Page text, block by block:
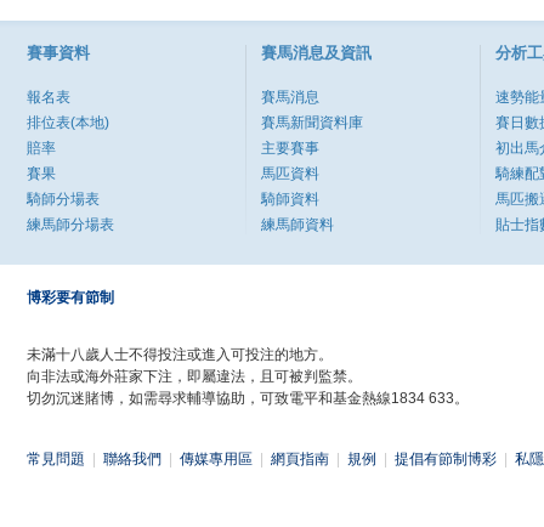
賽事資料
報名表
排位表(本地)
賠率
賽果
騎師分場表
練馬師分場表
賽馬消息及資訊
賽馬消息
賽馬新聞資料庫
主要賽事
馬匹資料
騎師資料
練馬師資料
分析
速勢能
賽日數
初出馬
騎練配
馬匹搬
貼士指
博彩要有節制
未滿十八歲人士不得投注或進入可投注的地方。
向非法或海外莊家下注，即屬違法，且可被判監禁。
切勿沉迷賭博，如需尋求輔導協助，可致電平和基金熱線1834 633。
常見問題 聯絡我們 傳媒專用區 網頁指南 規例 提倡有節制博彩 私